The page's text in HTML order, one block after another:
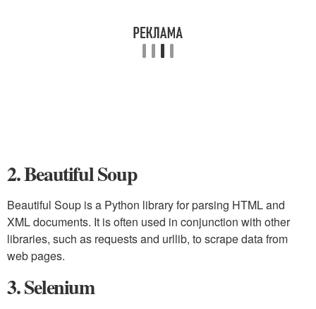
2. Beautiful Soup
Beautiful Soup is a Python library for parsing HTML and
XML documents. It is often used in conjunction with other
libraries, such as requests and urllib, to scrape data from
web pages.
3. Selenium